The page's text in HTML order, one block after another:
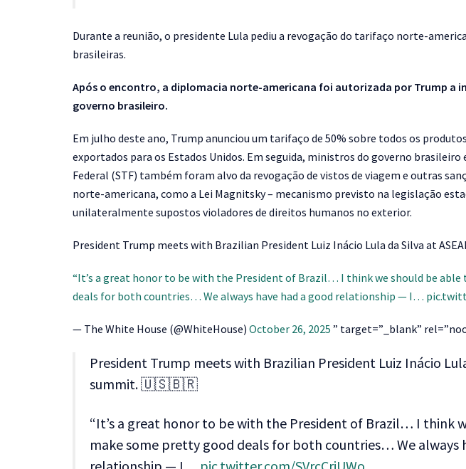
Durante a reunião, o presidente Lula pediu a revogação do tarifaço norte-
brasileiras.
Após o encontro, a diplomacia norte-americana foi autorizada por Trump a
governo brasileiro.
Em julho deste ano, Trump anunciou um tarifaço de 50% sobre todos os
exportados para os Estados Unidos. Em seguida, ministros do governo brasileiro
Federal (STF) também foram alvo da revogação de vistos de viagem e outras
norte-americana, como a Lei Magnitsky – mecanismo previsto na legislação
unilateralmente supostos violadores de direitos humanos no exterior.
President Trump meets with Brazilian President Luiz Inácio Lula da Silva at
“It’s a great honor to be with the President of Brazil… I think we should be
deals for both countries… We always have had a good relationship — I…
— The White House (@WhiteHouse) October 26, 2025 ” target=”_blank”
President Trump meets with Brazilian President Luiz Inácio
summit. 🇺🇸🇧🇷
“It’s a great honor to be with the President of Brazil… I think
make some pretty good deals for both countries… We always